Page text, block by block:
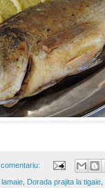
Dorada prajita la tigaie